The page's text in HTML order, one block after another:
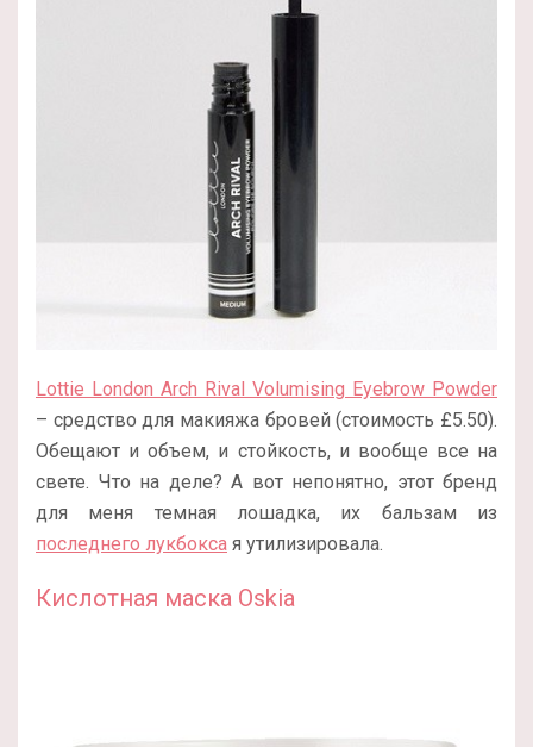
Lottie London Arch Rival Volumising Eyebrow Powder
– средство для макияжа бровей (стоимость £5.50).
Обещают и объем, и стойкость, и вообще все на
свете. Что на деле? А вот непонятно, этот бренд
для меня темная лошадка, их бальзам из
последнего лукбокса я утилизировала.
Кислотная маска Oskia